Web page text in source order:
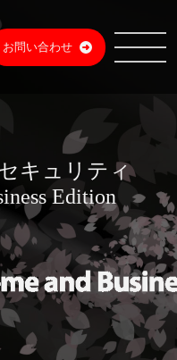
お問い合わせ
キュリティ
Edition